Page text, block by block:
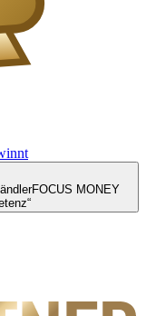
FOCUS MONEY